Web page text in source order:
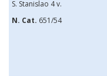
S. Stanislao 4 v.
N. Cat. 651/54